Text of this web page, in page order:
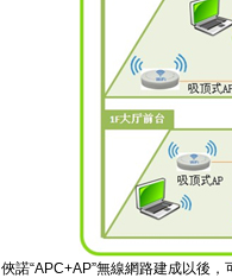
俠諾“APC+AP”無線網路建成以後，